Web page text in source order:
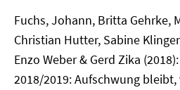
Fuchs, Johann, Britta Gehrke,
Christian Hutter, Sabine
Enzo Weber & Gerd Zika
2018/2019: Aufschwung